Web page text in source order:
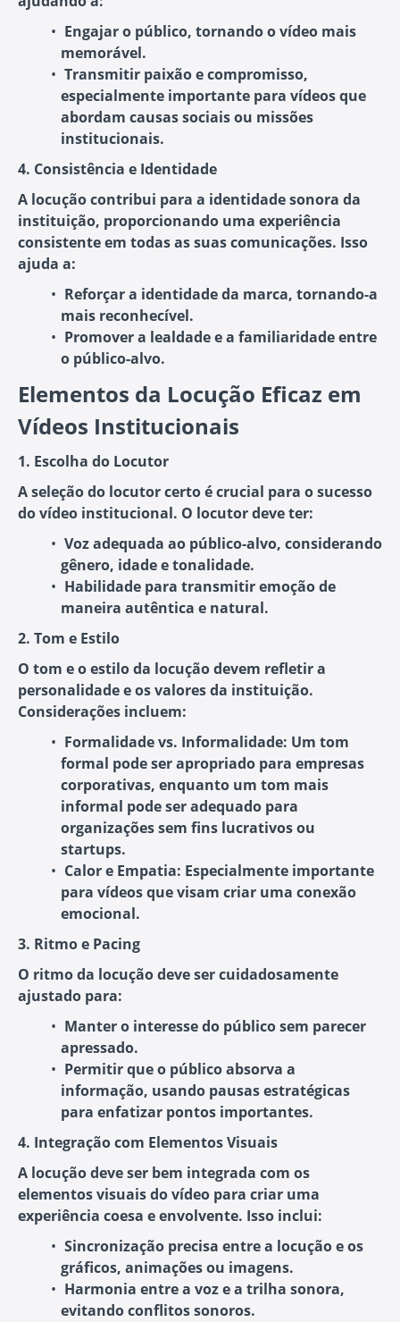
Engajar o público, tornando o vídeo mais
memorável.
Transmitir paixão e compromisso,
especialmente importante para vídeos que
abordam causas sociais ou missões
institucionais.
4. Consistência e Identidade
A locução contribui para a identidade sonora da
instituição, proporcionando uma experiência
consistente em todas as suas comunicações. Isso
ajuda a:
Reforçar a identidade da marca, tornando-a
mais reconhecível.
Promover a lealdadee a familiaridade entre
o público-alvo.
Elementos da Locução Eficaz em
Vídeos Institucionais
1. Escolha do Locutor
A seleção do locutor certo é crucial para o sucesso
do vídeo institucional. O locutor deve ter:
Voz adequada ao público-alvo, considerando
gênero, idade e tonalidade.
Habilidade para transmitir emoçãode
maneira autêntica e natural.
2. Tom e Estilo
O tom e o estilo da locução devem refletir a
personalidade e os valores da instituição.
Considerações incluem:
Formalidade vs. Informalidade: Um tom
formal pode ser apropriado para empresas
corporativas, enquanto um tom mais
informal pode ser adequado para
organizações sem fins lucrativos ou
startups.
Calor e Empatia: Especialmente importante
para vídeos que visam criar uma conexão
emocional.
3. Ritmo e Pacing
O ritmo da locução deve ser cuidadosamente
ajustado para:
Manter o interesse do públicosem parecer
apressado.
Permitir que o público absorva a
informação, usando pausas estratégicas
para enfatizar pontos importantes.
4. Integração com Elementos Visuais
A locução deve ser bem integrada com os
elementos visuais do vídeo para criar uma
experiência coesa e envolvente. Isso inclui:
Sincronização precisa entre a locução e os
gráficos, animações ou imagens.
Harmonia entre a voz e a trilha sonora,
evitando conflitos sonoros.